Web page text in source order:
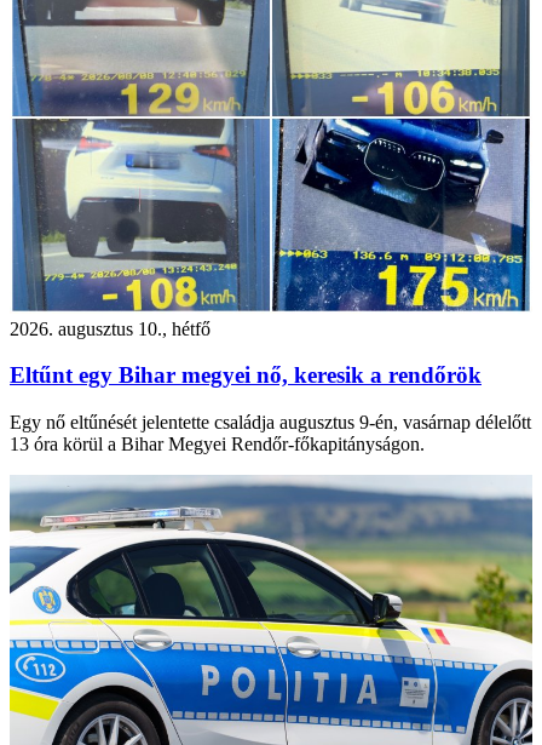
2026. augusztus 10., hétfő
Eltűnt egy Bihar megyei nő, keresik a rendőrök
Egy nő eltűnését jelentette családja augusztus 9-én, vasárnap délelőtt
13 óra körül a Bihar Megyei Rendőr-főkapitányságon.